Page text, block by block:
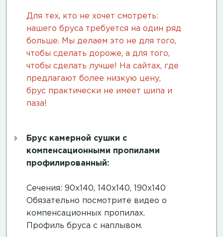
Для тех, кто не хочет смотреть:
нашего бруса требуется на один ряд
больше. Мы делаем это не для того,
чтобы сделать дороже, а для того,
чтобы сделать лучше! На сайтах, где
предлагают более низкую цену,
брус практически не имеет шипа и
паза!
Брус камерной сушки с
компенсационными пропилами
профилированный:
Сечения: 90х140, 140х140, 190х140
Обязательно посмотрите видео о
компенсационных пропилах.
Профиль бруса с наплывом.